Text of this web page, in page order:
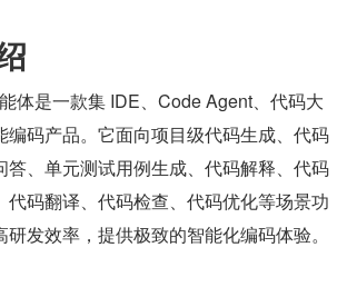
体是一款集 IDE、Code Agent、代码大
编码产品。它面向项目级代码生成、代码
答、单元测试用例生成、代码解释、代码
代码翻译、代码检查、代码优化等场景功
发效率，提供极致的智能化编码体验。